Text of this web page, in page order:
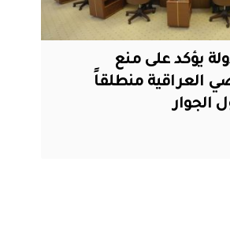
يؤكد على منع
العراقية منطلقاً
الجوار